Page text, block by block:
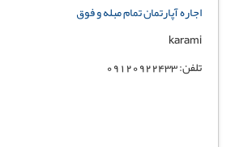
اجاره آپارتمان تمام مبله و فوق
karami
تلفن: 09120922433